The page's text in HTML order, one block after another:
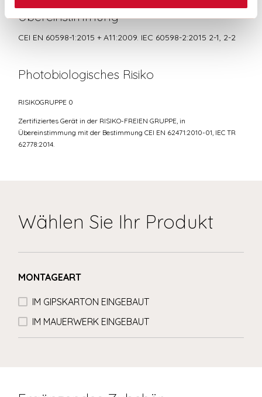
Übereinstimmung
CEI EN 60598-1:2015 + A11:2009. IEC 60598-2:2015 2-1, 2-2
Photobiologisches Risiko
RISIKOGRUPPE 0
Zertifiziertes Gerät in der RISIKO-FREIEN GRUPPE, in
Übereinstimmung mit der Bestimmung CEI EN 62471:2010-01, IEC TR
62778:2014.
Wählen Sie Ihr Produkt
MONTAGEART
IM GIPSKARTON EINGEBAUT
IM MAUERWERK EINGEBAUT